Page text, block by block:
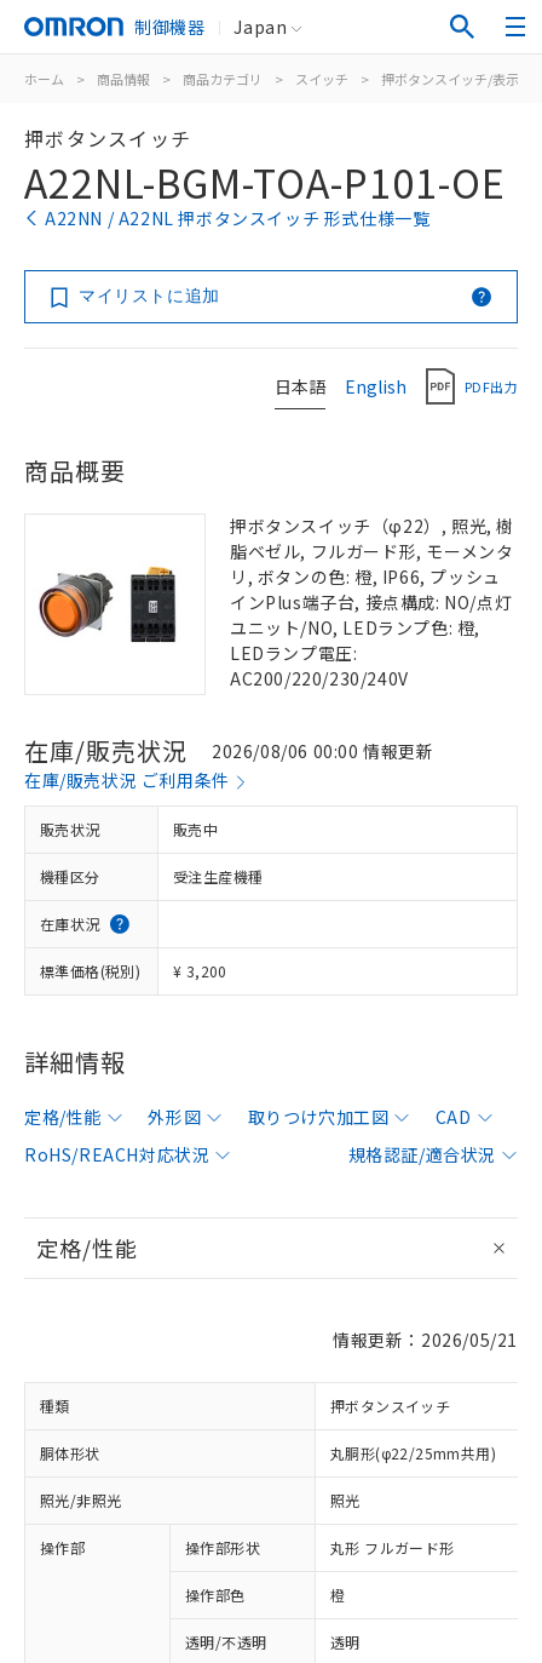
制御機器 Japan
ホーム > 商品情報 > 商品カテゴリ > スイッチ > 押ボタンスイッチ/表示灯
押ボタンスイッチ
A22NL-BGM-TOA-P101-OE
A22NN / A22NL 押ボタンスイッチ 形式仕様一覧
マイリストに追加
日本語 English PDF出力
商品概要
押ボタンスイッチ（φ22）, 照光, 樹
脂ベゼル, フルガード形, モーメンタ
リ, ボタンの色: 橙, IP66, プッシュ
インPlus端子台, 接点構成: NO/点灯
ユニット/NO, LEDランプ色: 橙,
LEDランプ電圧:
AC200/220/230/240V
在庫/販売状況
2026/08/06 00:00 情報更新
在庫/販売状況 ご利用条件
販売状況 販売中
機種区分 受注生産機種
在庫状況
標準価格(税別) ¥ 3,200
詳細情報
定格/性能 外形図 取りつけ穴加工図
CAD
RoHS/REACH対応状況
規格認証/適合状況
定格/性能
情報更新：2026/05/21
種類 押ボタンスイッチ
胴体形状 丸胴形(φ22/25mm共用)
照光/非照光 照光
操作部 操作部形状 丸形 フルガード形
操作部色 橙
透明/不透明 透明